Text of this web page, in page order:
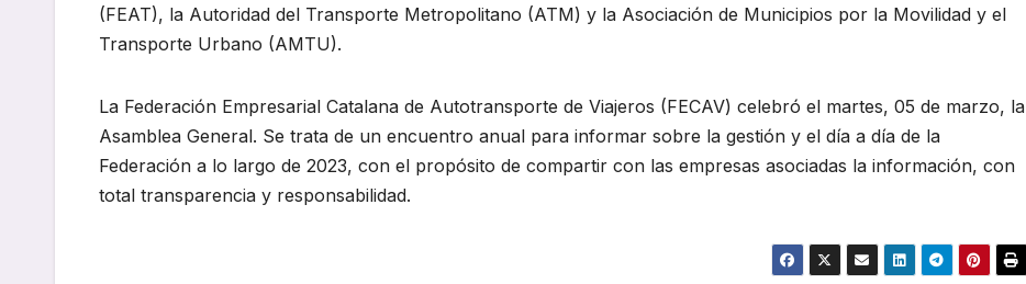
(FEAT), la Autoridad del Transporte Metropolitano (ATM) y la Asociación de Municipios por la Movilidad y el
Transporte Urbano (AMTU).
La Federación Empresarial Catalana de Autotransporte de Viajeros (FECAV) celebró el martes, 05 de marzo, la
Asamblea General. Se trata de un encuentro anual para informar sobre la gestión y el día a día de la
Federación a lo largo de 2023, con el propósito de compartir con las empresas asociadas la información, con
total transparencia y responsabilidad.